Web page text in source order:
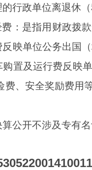
行政单位离退休
费：是指用财政拨
反映单位公务出国
置及运行费反映
费、安全奖励费用
公开不涉及专有